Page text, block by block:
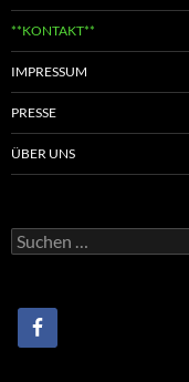
**KONTAKT**
IMPRESSUM
PRESSE
ÜBER UNS
Suchen
nach: